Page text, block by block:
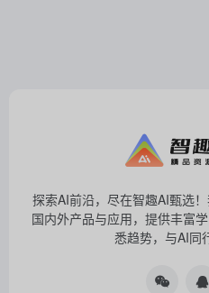
探索AI前沿，尽在智趣AI甄选
国内外产品与应用，提供丰富
悉趋势，与AI同